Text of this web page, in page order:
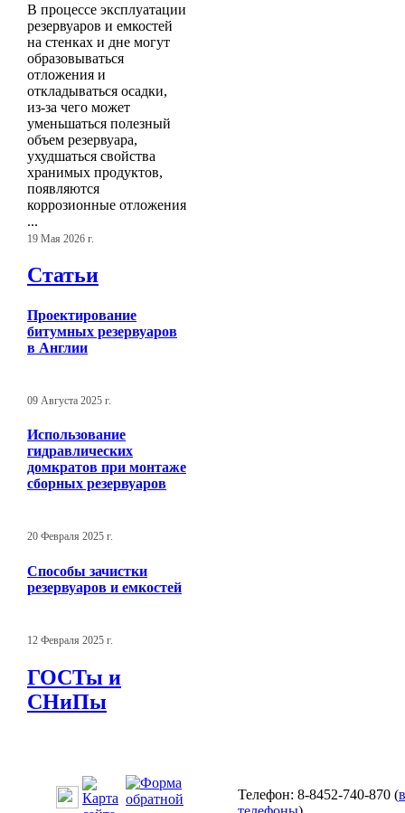
В процессе эксплуатации
резервуаров и емкостей
на стенках и дне могут
образовываться
отложения и
откладываться осадки,
из-за чего может
уменьшаться полезный
объем резервуара,
ухудшаться свойства
хранимых продуктов,
появляются
коррозионные отложения
...
19 Мая 2026 г.
Статьи
Проектирование
битумных резервуаров
в Англии
09 Августа 2025 г.
Использование
гидравлических
домкратов при монтаже
сборных резервуаров
20 Февраля 2025 г.
Способы зачистки
резервуаров и емкостей
12 Февраля 2025 г.
ГОСТы и
СНиПы
Телефон: 8-8452-740-870 (